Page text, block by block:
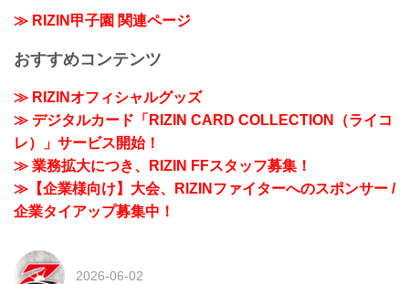
≫ RIZIN甲子園 関連ページ
おすすめコンテンツ
≫ RIZINオフィシャルグッズ
≫ デジタルカード「RIZIN CARD COLLECTION（ライコ
レ）」サービス開始！
≫ 業務拡大につき、RIZIN FFスタッフ募集！
≫【企業様向け】大会、RIZINファイターへのスポンサー /
企業タイアップ募集中！
2026-06-02